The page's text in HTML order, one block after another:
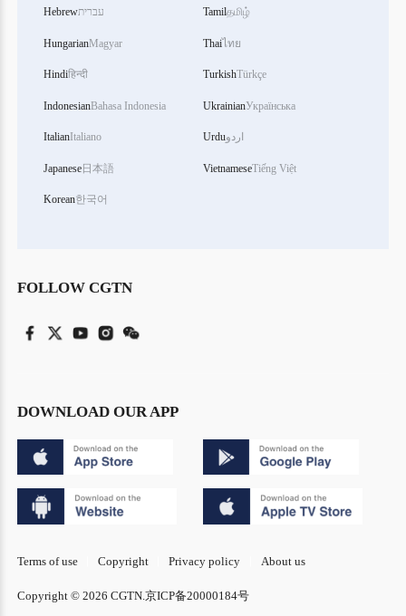
Hebrewעברית
HungarianMagyar
Hindiहिन्दी
IndonesianBahasa Indonesia
ItalianItaliano
Japanese日本語
Korean한국어
Tamilதமிழ்
Thaiไทย
TurkishTürkçe
UkrainianУкраїнська
Urduاردو
VietnameseTiếng Việt
FOLLOW CGTN
DOWNLOAD OUR APP
Terms of use Copyright Privacy policy About us
Copyright © 2026 CGTN. 京ICP备20000184号